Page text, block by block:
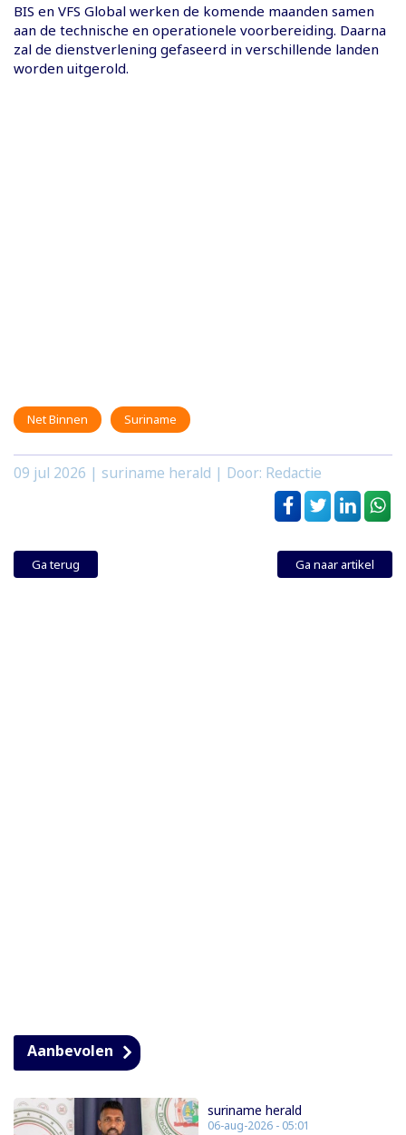
BIS en VFS Global werken de komende maanden samen
aan de technische en operationele voorbereiding. Daarna
zal de dienstverlening gefaseerd in verschillende landen
worden uitgerold.
Net Binnen Suriname
09 jul 2026 | suriname herald | Door: Redactie
Ga terug Ga naar artikel
Aanbevolen
suriname herald
06-aug-2026 - 05:01